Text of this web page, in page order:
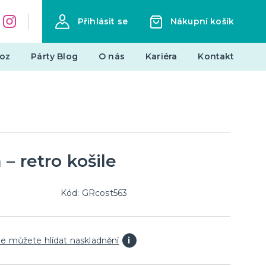
Přihlásit se Nákupní košík
Párty Blog O nás Kariéra Kontakt
Stolní hry
– retro košile
Kód: GRcost563
můžete hlídat naskladnění i